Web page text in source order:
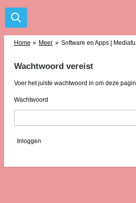
Ga
direct
Home » Meer » Software en Apps |
Wachtwoord vereist
Voer het juiste wachtwoord in om deze
Wachtwoord
Inloggen